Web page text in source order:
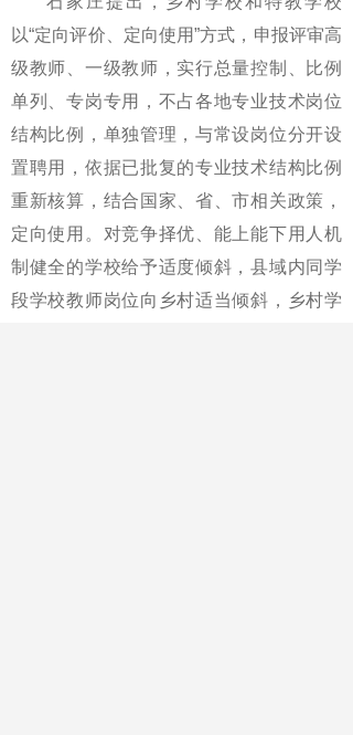
以“定向评价、定向使用”方式，申报评审高
级教师、一级教师，实行总量控制、比例
单列、专岗专用，不占各地专业技术岗位
结构比例，单独管理，与常设岗位分开设
置聘用，依据已批复的专业技术结构比例
重新核算，结合国家、省、市相关政策，
定向使用。对竞争择优、能上能下用人机
制健全的学校给予适度倾斜，县域内同学
段学校教师岗位向乡村适当倾斜，乡村学